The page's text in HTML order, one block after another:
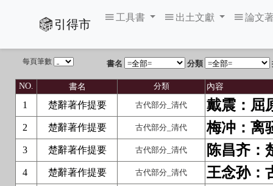
引得市 工具書 出土文獻 論文
每頁筆數 書名 分類
NO. 書名 分類
內容
1
楚辭著作提要 古代部分_清代 戴震：屈
2 楚辭著作提要 古代部分_清代 梅冲：离
3 楚辭著作提要 古代部分_清代 陈昌齐：
4 楚辭著作提要 古代部分_清代 王念孙：